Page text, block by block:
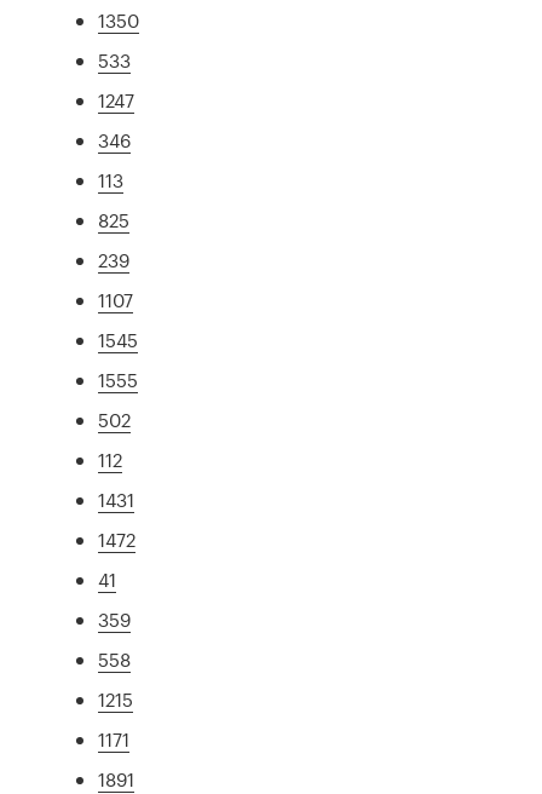
1350
533
1247
346
113
825
239
1107
1545
1555
502
112
1431
1472
41
359
558
1215
1171
1891